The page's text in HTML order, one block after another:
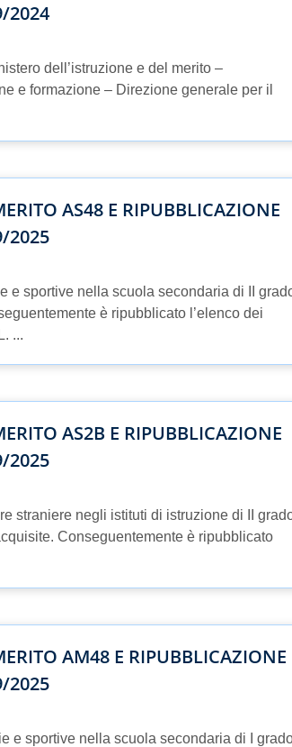
2024
dell’istruzione e del merito –
e formazione – Direzione generale per il
AS48 E RIPUBBLICAZIONE
2025
e sportive nella scuola secondaria di II
è ripubblicato l’elenco dei
...
AS2B E RIPUBBLICAZIONE
2025
straniere negli istituti di istruzione di II
Conseguentemente è ripubblicato
AM48 E RIPUBBLICAZIONE
2025
e sportive nella scuola secondaria di I